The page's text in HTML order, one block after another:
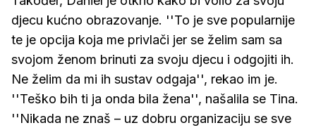
djecu kućno obrazovanje. ''To je sve popularnije
te je opcija koja me privlači jer se želim sam sa
svojom ženom brinuti za svoju djecu i odgojiti ih.
Ne želim da mi ih sustav odgaja'', rekao im je.
''Teško bih ti ja onda bila žena'', našalila se Tina.
''Nikada ne znaš – uz dobru organizaciju se sve